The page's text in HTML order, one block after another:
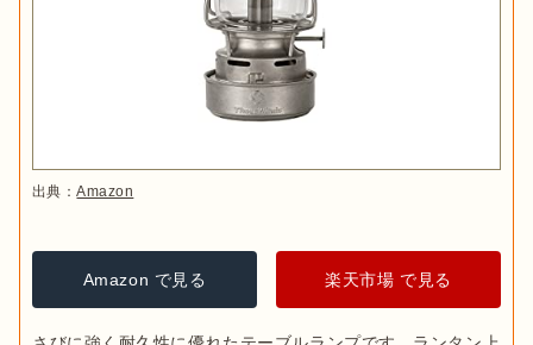
出典：Amazon
Amazon で見る 楽天市場 で見る